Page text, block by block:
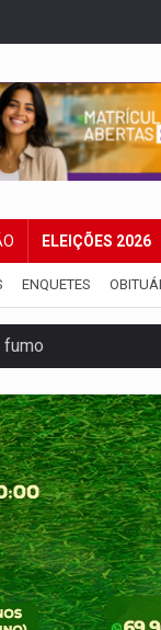
ELEIÇÕES 2026
ENQUETES
fumo
a estudantes na